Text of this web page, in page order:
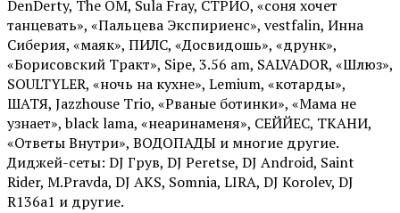
DenDerty, The OM, Sula Fray, СТРИО, «соня хочет
танцевать», «Пальцева Экспириенс», vestfalin, Инна
Сиберия, «маяк», ПИЛС, «Досвидошь», «друнк»,
«Борисовский Тракт», Sipe, 3.56 am, SALVADOR, «Шлюз»,
SOULTYLER, «ночь на кухне», Lemium, «котарды»,
ШАТЯ, Jazzhouse Trio, «Рваные ботинки», «Мама не
узнает», black lama, «неаринаменя», СЕЙЙЕС, ТКАНИ,
«Ответы Внутри», ВОДОПАДЫ и многие другие.
Диджей-сеты: DJ Грув, DJ Peretse, DJ Android, Saint
Rider, М.Pravda, DJ AKS, Somnia, LIRA, DJ Korolev, DJ
R136a1 и другие.